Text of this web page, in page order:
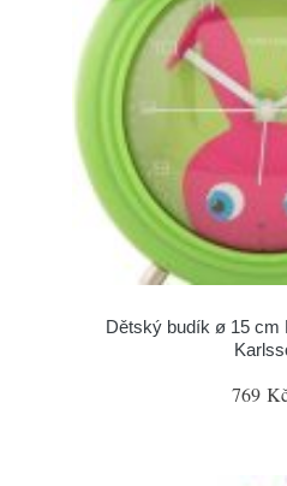
Dětský budík ø 15 cm
769